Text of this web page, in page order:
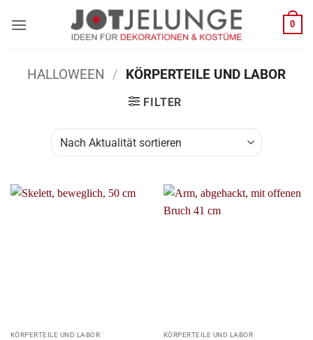
Inhalt
0
HALLOWEEN / KÖRPERTEILE UND LABOR
FILTER
KÖRPERTEILE UND LABOR KÖRPERTEILE UND LABOR